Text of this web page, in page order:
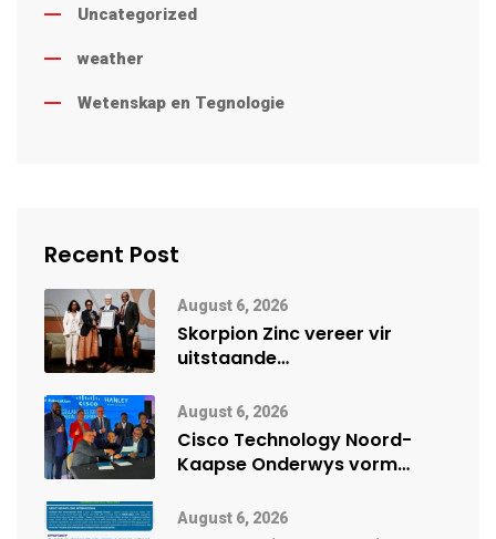
Uncategorized
weather
Wetenskap en Tegnologie
Recent Post
August 6, 2026
Skorpion Zinc vereer vir
uitstaande
Namibië Mynbou Ekspo
August 6, 2026
Cisco Technology Noord-
Kaapse Onderwys vorm
vennootskap
August 6, 2026